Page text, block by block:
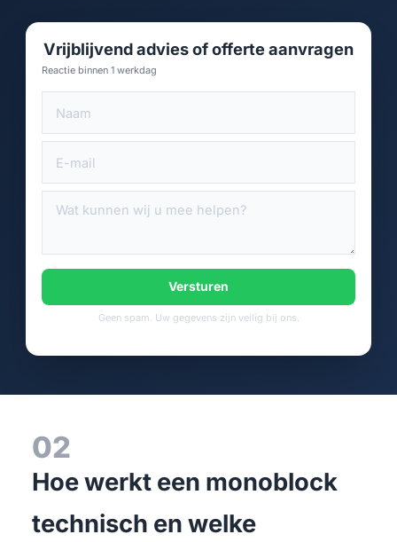
Vrijblijvend advies of offerte aanvragen
Reactie binnen 1 werkdag
Versturen
Geen spam. Uw gegevens zijn veilig bij ons.
02
Hoe werkt een monoblock
technisch en welke